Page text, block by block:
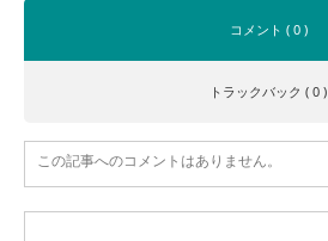
コメント ( 0 )
トラックバック ( 0 )
この記事へのコメントはありません。